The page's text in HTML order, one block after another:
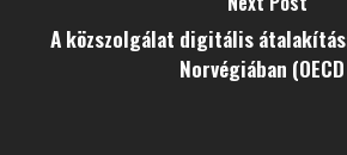
A közszolgálat digitális
Norvégiában